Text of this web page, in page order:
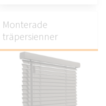
Monterade
träpersienner